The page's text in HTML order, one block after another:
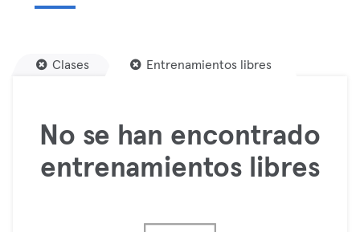
Clases Entrenamientos libres
No se han encontrado
entrenamientos libres